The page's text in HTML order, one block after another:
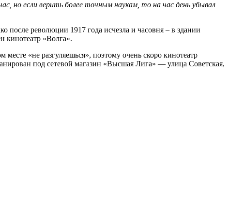
но если верить более точным наукам, то на час день убывал
после революции 1917 года исчезла и часовня – в здании
кинотеатр «Волга».
«не разгуляешься», поэтому очень скоро кинотеатр
под сетевой магазин «Высшая Лига» — улица Советская,